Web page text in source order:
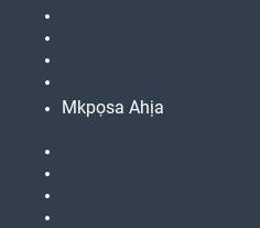
Mkpọsa Ahịa